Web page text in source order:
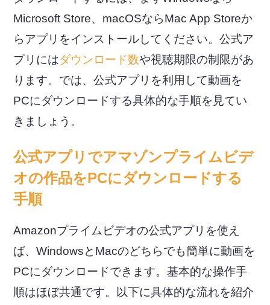
Microsoft Store、macOSならMac App Storeか
らアプリをインストールしてください。公式ア
プリにはダウンロード数や視聴期限の制限があ
ります。では、公式アプリを利用して動画を
PCにダウンロードする具体的な手順を見てい
きましょう。
公式アプリでアマゾンプライムビデ
オの作品をPCにダウンロードする
手順
Amazonプライムビデオの公式アプリを使え
ば、WindowsとMacのどちらでも簡単に動画を
PCにダウンロードできます。基本的な操作手
順はほぼ共通です。以下に具体的な流れを紹介